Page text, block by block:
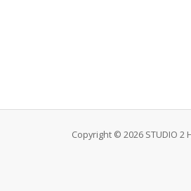
Copyright © 2026 STUDIO 2